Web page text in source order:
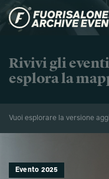
Rivivi gli
esplora la
Vuoi esplorare la versione
Evento 2025